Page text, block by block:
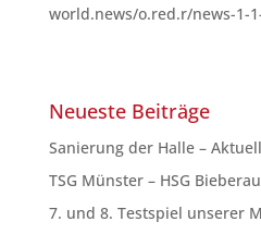
world.news/o.red.r/news-1-
Neueste Beiträge
Sanierung der Halle –
TSG Münster – HSG
7. und 8. Testspiel unserer